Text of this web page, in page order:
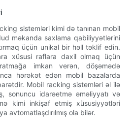
sistemləri kimi də tanınan mobil
məkanda saxlama qabiliyyətlərini
üçün unikal bir həll təklif edin.
xüsusi raflara daxil olmaq üçün
imkan verən, döşəmədə
hərəkət edən mobil bazalarda
Mobil racking sistemləri əl ilə
sonuncu idarəetmə əməliyyatı və
kimi inkişaf etmiş xüsusiyyətləri
avtomatlaşdırılmış ola bilər.